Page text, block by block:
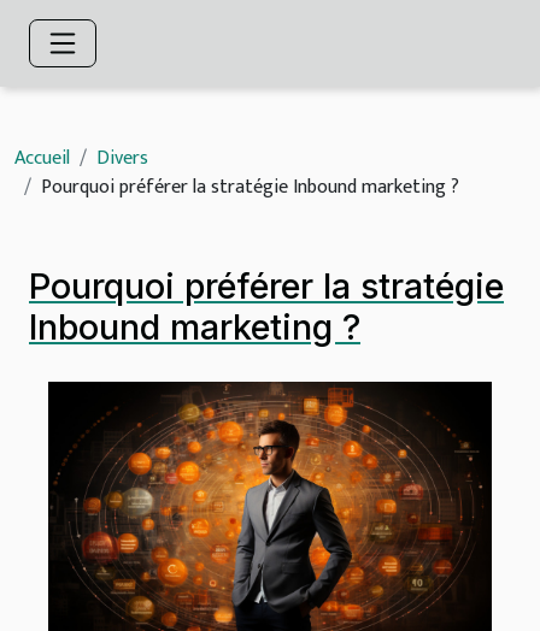
Accueil
Divers
Pourquoi préférer la stratégie Inbound marketing ?
Pourquoi préférer la stratégie
Inbound marketing ?